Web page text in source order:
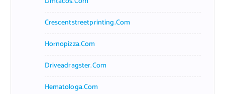
Crescentstreetprinting.com
Hornopizza.com
Driveadragster.com
Hematologa.com